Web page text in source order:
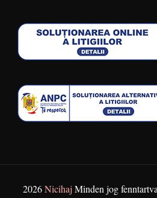
2026Nicihaj Minden jog